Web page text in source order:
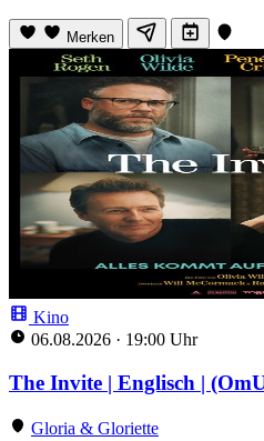
Merken
Kino
06.08.2026 · 19:00 Uhr
The Invite | Englisch |
Gloria & Gloriette